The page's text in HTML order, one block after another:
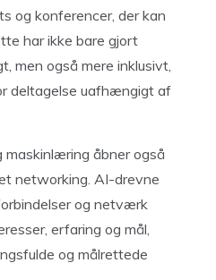
og konferencer, der kan
har ikke bare gjort
men også mere inklusivt,
deltagelse uafhængigt af
maskinlæring åbner også
networking. AI-drevne
og netværk
erfaring og mål,
og målrettede